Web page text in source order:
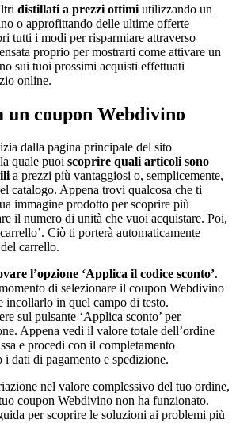
distillati a prezzi ottimi utilizzando un
o approfittando delle ultime offerte
tutti i modi per risparmiare attraverso
proprio per mostrarti come attivare un
sui tuoi prossimi acquisti effettuati
online.
un coupon Webdivino
dalla pagina principale del sito
quale puoi scoprire quali articoli sono
a prezzi più vantaggiosi o, semplicemente,
catalogo. Appena trovi qualcosa che ti
immagine prodotto per scoprire più
il numero di unità che vuoi acquistare. Poi,
Ciò ti porterà automaticamente
carrello.
l’opzione ‘Applica il codice sconto’.
di selezionare il coupon Webdivino
incollarlo in quel campo di testo.
sul pulsante ‘Applica sconto’ per
Appena vedi il valore totale dell’ordine
e procedi con il completamento
i dati di pagamento e spedizione.
nel valore complessivo del tuo ordine,
coupon Webdivino non ha funzionato.
per scoprire le soluzioni ai problemi più